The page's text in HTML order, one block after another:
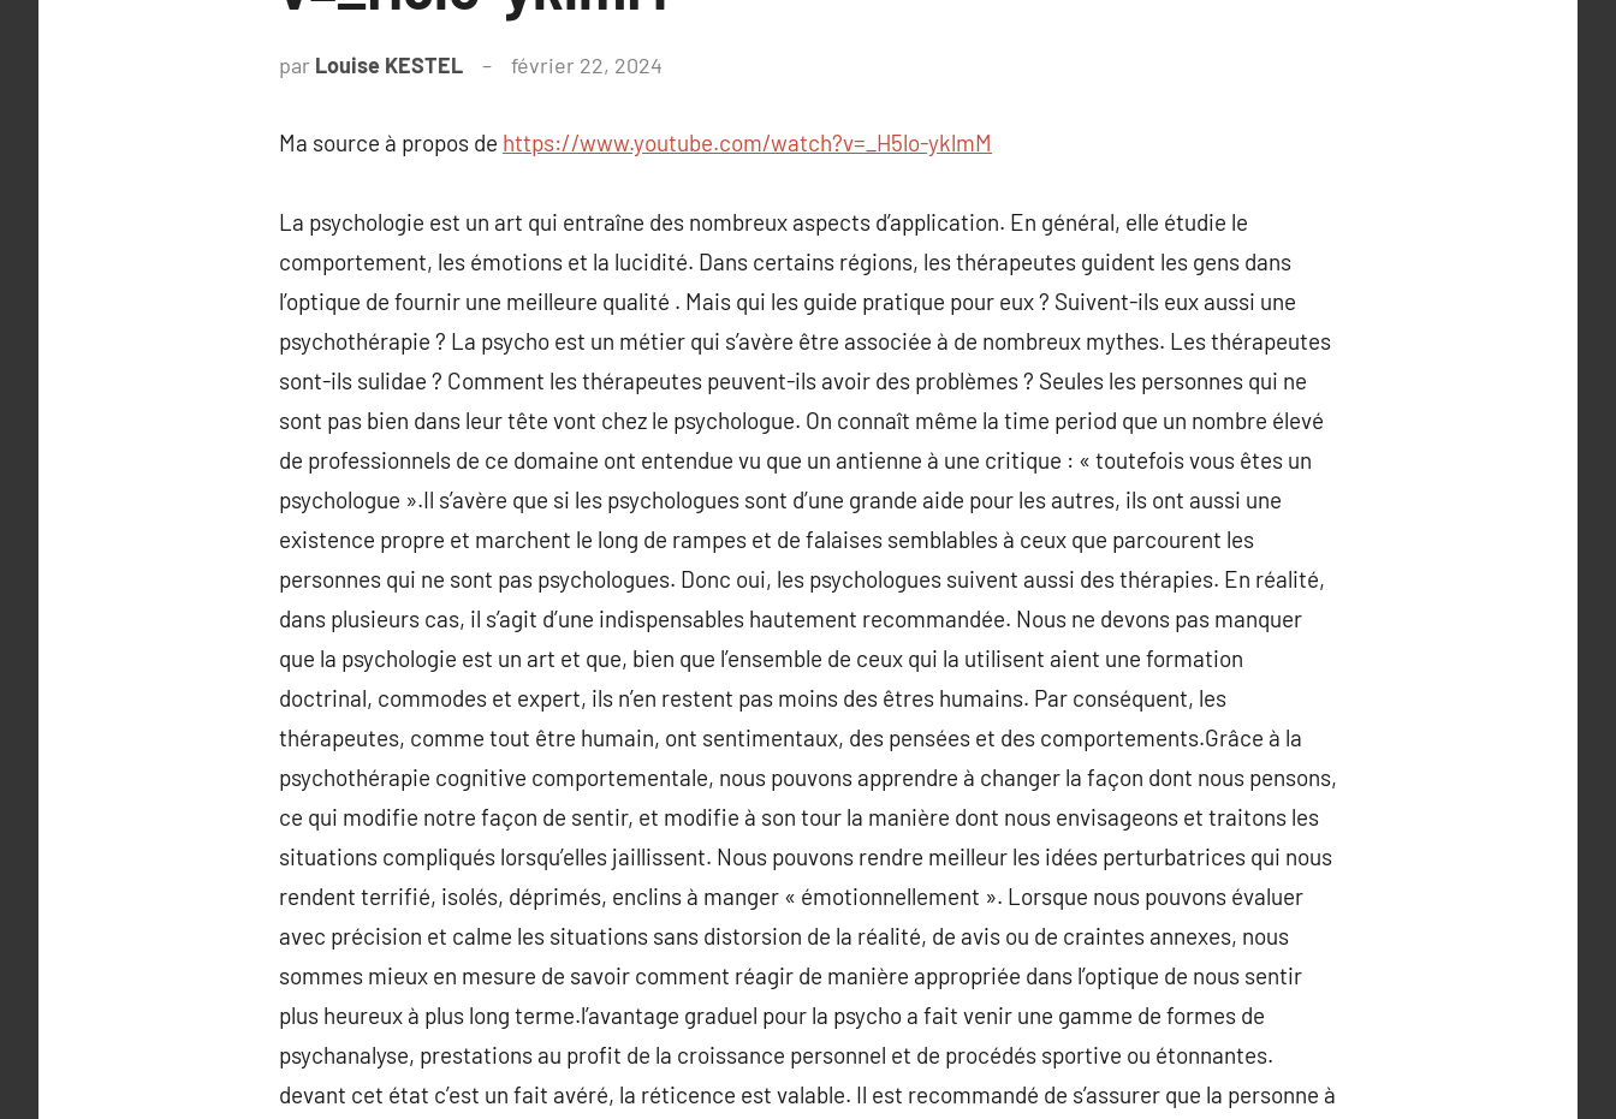
par Louise KESTEL février 22, 2024
Ma source à propos de https://www.youtube.com/watch?v=_H5lo-yklmM
La psychologie est un art qui entraîne des nombreux aspects d’application. En général, elle étudie le
comportement, les émotions et la lucidité. Dans certains régions, les thérapeutes guident les gens dans
l’optique de fournir une meilleure qualité . Mais qui les guide pratique pour eux ? Suivent-ils eux aussi une
psychothérapie ? La psycho est un métier qui s’avère être associée à de nombreux mythes. Les thérapeutes
sont-ils sulidae ? Comment les thérapeutes peuvent-ils avoir des problèmes ? Seules les personnes qui ne
sont pas bien dans leur tête vont chez le psychologue. On connaît même la time period que un nombre élevé
de professionnels de ce domaine ont entendue vu que un antienne à une critique : « toutefois vous êtes un
psychologue ».Il s’avère que si les psychologues sont d’une grande aide pour les autres, ils ont aussi une
existence propre et marchent le long de rampes et de falaises semblables à ceux que parcourent les
personnes qui ne sont pas psychologues. Donc oui, les psychologues suivent aussi des thérapies. En réalité,
dans plusieurs cas, il s’agit d’une indispensables hautement recommandée. Nous ne devons pas manquer
que la psychologie est un art et que, bien que l’ensemble de ceux qui la utilisent aient une formation
doctrinal, commodes et expert, ils n’en restent pas moins des êtres humains. Par conséquent, les
thérapeutes, comme tout être humain, ont sentimentaux, des pensées et des comportements.Grâce à la
psychothérapie cognitive comportementale, nous pouvons apprendre à changer la façon dont nous pensons,
ce qui modifie notre façon de sentir, et modifie à son tour la manière dont nous envisageons et traitons les
situations compliqués lorsqu’elles jaillissent. Nous pouvons rendre meilleur les idées perturbatrices qui nous
rendent terrifié, isolés, déprimés, enclins à manger « émotionnellement ». Lorsque nous pouvons évaluer
avec précision et calme les situations sans distorsion de la réalité, de avis ou de craintes annexes, nous
sommes mieux en mesure de savoir comment réagir de manière appropriée dans l’optique de nous sentir
plus heureux à plus long terme.l’avantage graduel pour la psycho a fait venir une gamme de formes de
psychanalyse, prestations au profit de la croissance personnel et de procédés sportive ou étonnantes.
devant cet état c’est un fait avéré, la réticence est valable. Il est recommandé de s’assurer que la personne à